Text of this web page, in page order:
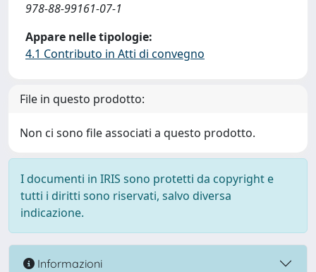
978-88-99161-07-1
Appare nelle tipologie:
4.1 Contributo in Atti di convegno
File in questo prodotto:
Non ci sono file associati a questo prodotto.
I documenti in IRIS sono protetti da copyright e
tutti i diritti sono riservati, salvo diversa
indicazione.
Informazioni